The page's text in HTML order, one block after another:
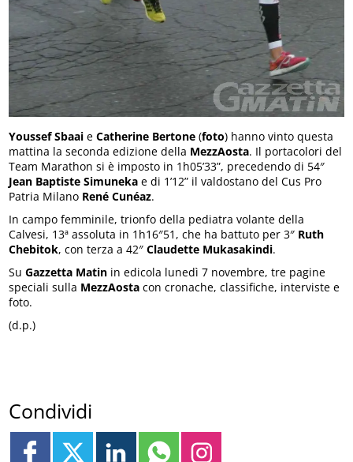
Youssef Sbaai eCatherine Bertone (foto) hanno vinto questa
mattina la seconda edizione della MezzAosta. Il portacolori del
Team Marathon si è imposto in 1h05’33”, precedendo di 54″
Jean Baptiste Simuneka e di 1’12” il valdostano del Cus Pro
Patria Milano René Cunéaz.
In campo femminile, trionfo della pediatra volante della
Calvesi, 13ª assoluta in 1h16″51, che ha battuto per 3″ Ruth
Chebitok, con terza a 42″Claudette Mukasakindi.
SuGazzetta Matin in edicola lunedì 7 novembre, tre pagine
speciali sulla MezzAosta con cronache, classifiche, interviste e
foto.
(d.p.)
Condividi